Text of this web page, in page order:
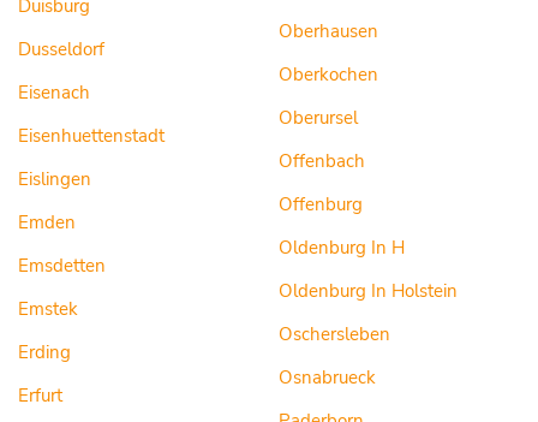
Duisburg
Dusseldorf
Eisenach
Eisenhuettenstadt
Eislingen
Emden
Emsdetten
Emstek
Erding
Erfurt
Oberhausen
Oberkochen
Oberursel
Offenbach
Offenburg
Oldenburg In H
Oldenburg In Holstein
Oschersleben
Osnabrueck